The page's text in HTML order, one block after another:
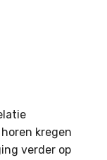
kregen
verder op